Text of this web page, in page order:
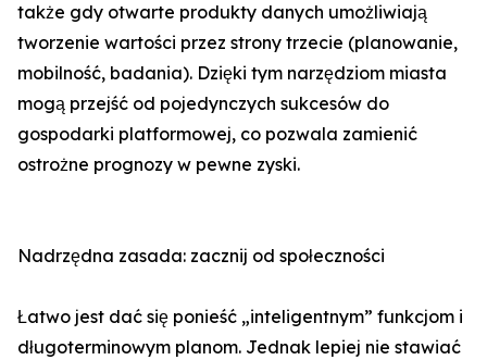
także gdy otwarte produkty danych umożliwiają
tworzenie wartości przez strony trzecie (planowanie,
mobilność, badania). Dzięki tym narzędziom miasta
mogą przejść od pojedynczych sukcesów do
gospodarki platformowej, co pozwala zamienić
ostrożne prognozy w pewne zyski.
Nadrzędna zasada: zacznij od społeczności
Łatwo jest dać się ponieść „inteligentnym” funkcjom i
długoterminowym planom. Jednak lepiej nie stawiać